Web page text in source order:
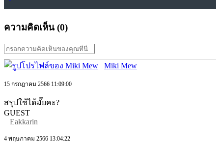
ความคิดเห็น (0)
Miki Mew
15 กรกฎาคม 2566 11:09:00
สรุปใช้ได้มั๊ยคะ?
GUEST
Eakkarin
4 พฤษภาคม 2566 13:04:22